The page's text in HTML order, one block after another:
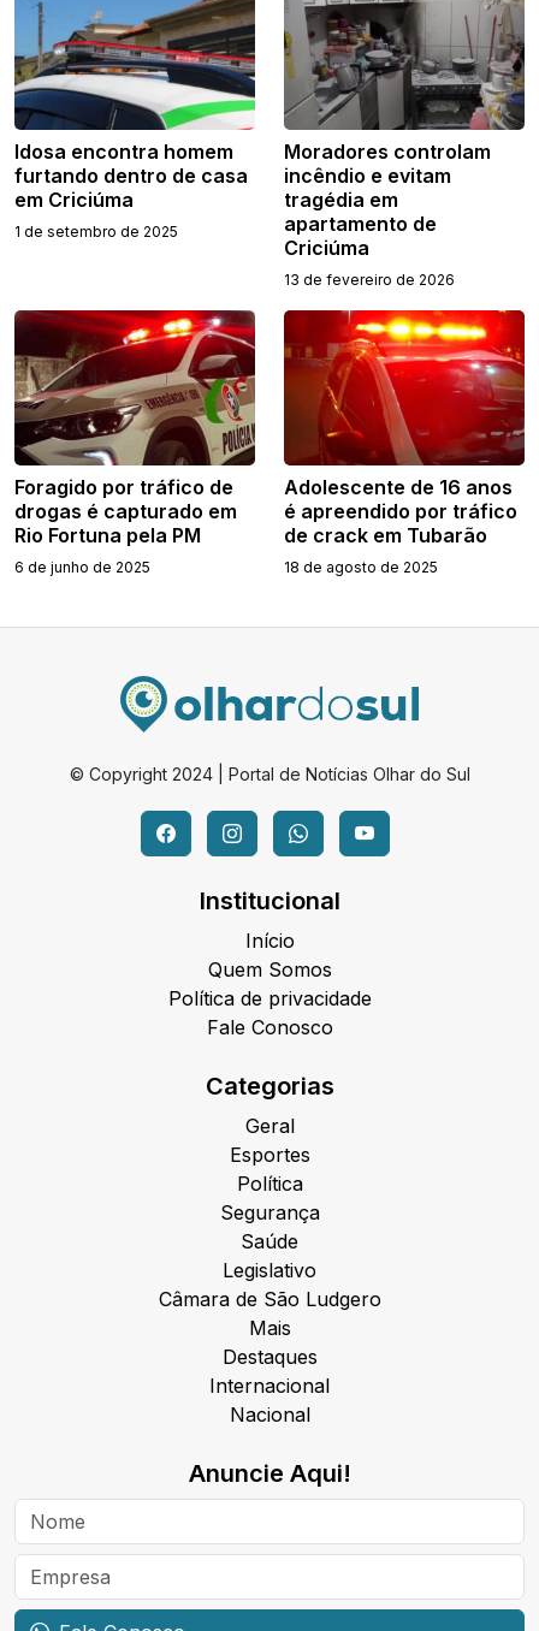
Idosa encontra homem
furtando dentro de casa
em Criciúma
1 de setembro de 2025
Moradores controlam
incêndio e evitam
tragédia em
apartamento de
Criciúma
13 de fevereiro de 2026
Foragido por tráfico de
drogas é capturado em
Rio Fortuna pela PM
6 de junho de 2025
Adolescente de 16 anos
é apreendido por tráfico
de crack em Tubarão
18 de agosto de 2025
© Copyright 2024 | Portal de Notícias Olhar do Sul
Institucional
Início
Quem Somos
Política de privacidade
Fale Conosco
Categorias
Geral
Esportes
Política
Segurança
Saúde
Legislativo
Câmara de São Ludgero
Mais
Destaques
Internacional
Nacional
Anuncie Aqui!